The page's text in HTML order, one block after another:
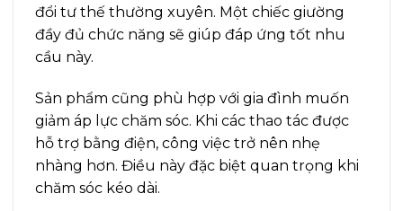
đổi tư thế thường xuyên. Một chiếc giường
đầy đủ chức năng sẽ giúp đáp ứng tốt nhu
cầu này.
Sản phẩm cũng phù hợp với gia đình muốn
giảm áp lực chăm sóc. Khi các thao tác được
hỗ trợ bằng điện, công việc trở nên nhẹ
nhàng hơn. Điều này đặc biệt quan trọng khi
chăm sóc kéo dài.